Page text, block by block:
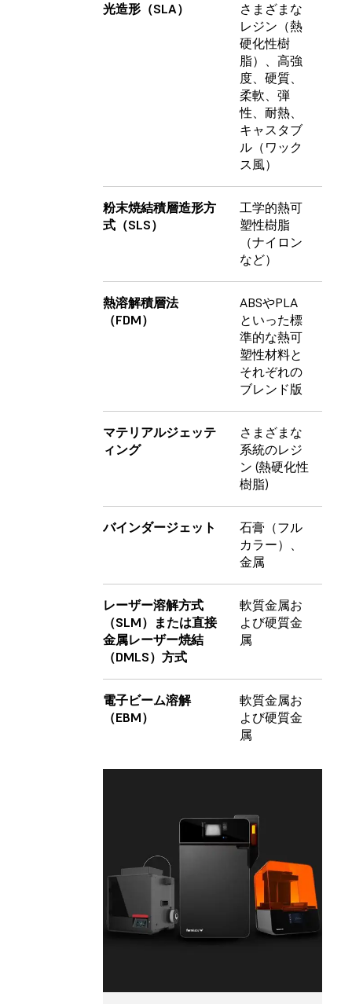
光造形（SLA）
さまざまな
レジン（熱
硬化性樹
脂）、高強
度、硬質、
柔軟、弾
性、耐熱、
キャスタブ
ル（ワック
ス風）
粉末焼結積層造形方
式（SLS）
工学的熱可
塑性樹脂
（ナイロン
など）
熱溶解積層法
（FDM）
ABSやPLA
といった標
準的な熱可
塑性材料と
それぞれの
ブレンド版
マテリアルジェッテ
ィング
さまざまな
系統のレジ
ン (熱硬化性
樹脂)
バインダージェット
石膏（フル
カラー）、
金属
レーザー溶解方式
（SLM）または直接
金属レーザー焼結
（DMLS）方式
軟質金属お
よび硬質金
属
電子ビーム溶解
（EBM）
軟質金属お
よび硬質金
属